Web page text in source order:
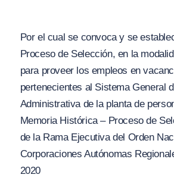
Por el cual se convoca y se
Proceso de Selección, en la
para proveer los empleos en
pertenecientes al Sistema General
Administrativa de la planta de
Memoria Histórica – Proceso de
de la Rama Ejecutiva del Orden
Corporaciones Autónomas
2020